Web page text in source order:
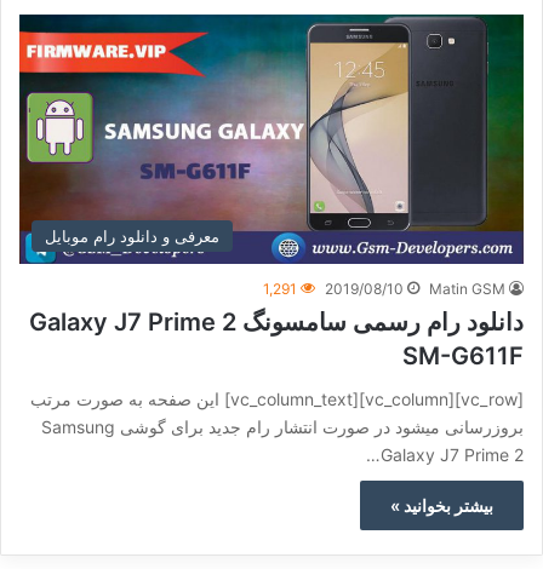
معرفی و دانلود رام موبایل
Matin GSM
2019/08/10
1,291
دانلود رام رسمی سامسونگ Galaxy J7 Prime 2
SM-G611F
[vc_row][vc_column][vc_column_text] این صفحه به صورت مرتب
بروزرسانی میشود در صورت انتشار رام جدید برای گوشی Samsung
Galaxy J7 Prime 2…
بیشتر بخوانید »